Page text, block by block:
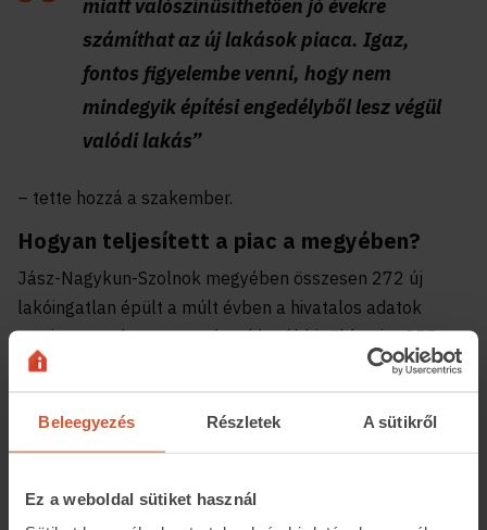
Beleegyezés Részletek A sütikről
Ez a weboldal sütiket használ
miatt valószínűsíthetően jó évekre
számíthat az új lakások piaca. Igaz,
fontos figyelembe venni, hogy nem
mindegyik építési engedélyből lesz végül
valódi lakás”
– tette hozzá a szakember.
Hogyan teljesített a piac a megyében?
Jász-Nagykun-Szolnok megyében összesen 272 új
lakóingatlan épült a múlt évben a hivatalos adatok
szerint, szemben az egy évvel korábbi több mint 357
ingatlannal, azaz 24 százalékos volt a csökkenés. Ezzel
szemben a lakásépítési engedélyek száma kiugró
mértékben, 58 százalékkal 391-re emelkedett.